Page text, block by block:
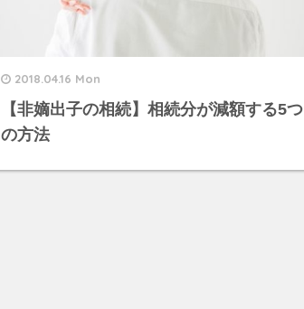
2018.04.16 Mon
【非嫡出子の相続】相続分が減額する5つ
の方法